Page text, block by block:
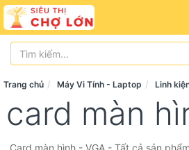
Trang chủ Máy Vi Tính - Laptop Linh
card màn
Card màn hình - VGA - Tất cả sản